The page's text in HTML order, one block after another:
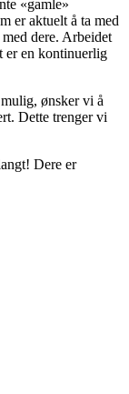
«gamle»
er aktuelt å ta med
dere. Arbeidet
er en kontinuerlig
ønsker vi å
Dette trenger vi
Dere er